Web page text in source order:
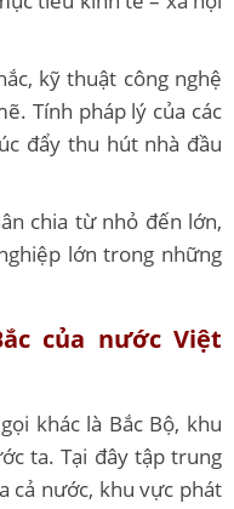
kỹ thuật công nghệ
Tính pháp lý của các
đẩy thu hút nhà đầu
chia từ nhỏ đến lớn,
lớn trong những
của nước Việt
khác là Bắc Bộ, khu
ta. Tại đây tập trung
cả nước, khu vực phát